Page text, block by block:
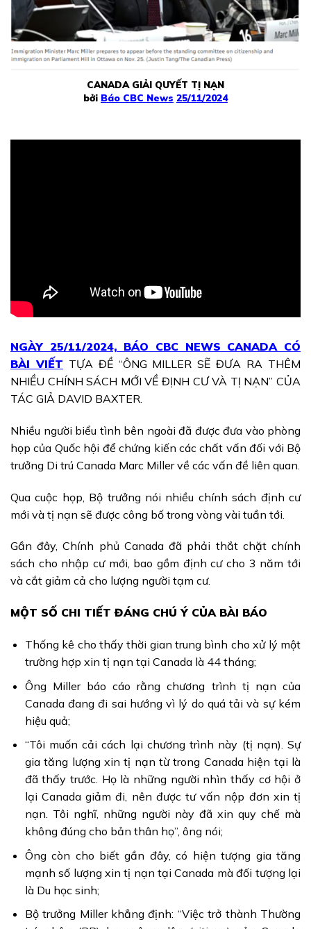
CANADA GIẢI QUYẾT TỊ NẠN
bởi Báo CBC News 25/11/2024
NGÀY 25/11/2024, BÁO CBC NEWS CANADA CÓ
BÀIVIẾT TỰA ĐỀ “ÔNG MILLER SẼ ĐƯA RA THÊM
NHIỀU CHÍNH SÁCH MỚI VỀ ĐỊNH CƯ VÀ TỊ NẠN” CỦA
TÁC GIẢ DAVID BAXTER.
Nhiều người biểu tình bên ngoài đã được đưa vào phòng
họp của Quốc hội để chứng kiến các chất vấn đối với Bộ
trưởng Di trú Canada Marc Miller về các vấn đề liên quan.
Qua cuộc họp, Bộ trưởng nói nhiều chính sách định cư
mới và tị nạn sẽ được công bố trong vòng vài tuần tới.
Gần đây, Chính phủ Canada đã phải thắt chặt chính
sách cho nhập cư mới, bao gồm định cư cho 3 năm tới
và cắt giảm cả cho lượng người tạm cư.
MỘT SỐ CHI TIẾT ĐÁNG CHÚ Ý CỦA BÀI BÁO
Thống kê cho thấy thời gian trung bình cho xử lý một
trường hợp xin tị nạn tại Canada là 44 tháng;
Ông Miller báo cáo rằng chương trình tị nạn của
Canada đang đi sai hướng vì lý do quá tải và sự kém
hiệu quả;
“Tôi muốn cải cách lại chương trình này (tị nạn). Sự
gia tăng lượng xin tị nạn từ trong Canada hiện tại là
đã thấy trước. Họ là những người nhìn thấy cơ hội ở
lại Canada giảm đi, nên được tư vấn nộp đơn xin tị
nạn. Tôi nghĩ, những người này đã xin quy chế mà
không đúng cho bản thân họ”, ông nói;
Ông còn cho biết gần đây, có hiện tượng gia tăng
mạnh số lượng xin tị nạn tại Canada mà đối tượng lại
là Du học sinh;
Bộ trưởng Miller khẳng định: “Việc trở thành Thường